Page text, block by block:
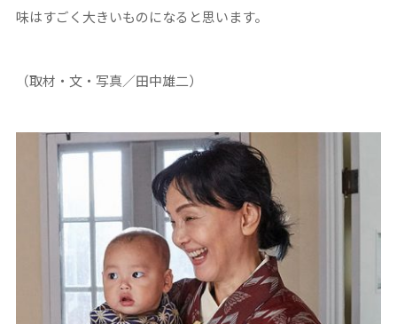
味はすごく大きいものになると思います。
（取材・文・写真／田中雄二）